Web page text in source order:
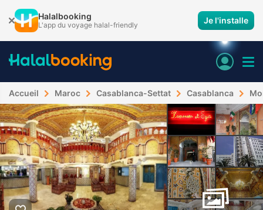
Halalbooking
L'app du voyage halal-friendly Je l'installe
Accueil Maroc Casablanca-Settat Casablanca